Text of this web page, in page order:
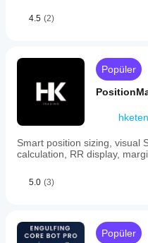
4.5 (2)
Popüler
hketen
Smart position sizing, visual
calculation, RR display,
5.0 (3)
Popüler